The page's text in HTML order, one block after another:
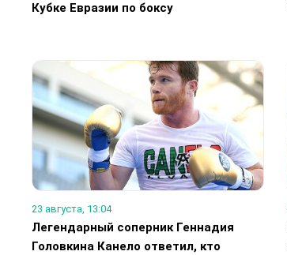
Кубке Евразии по боксу
23 августа, 13:04
Легендарный соперник Геннадия
Головкина Канело ответил, кто